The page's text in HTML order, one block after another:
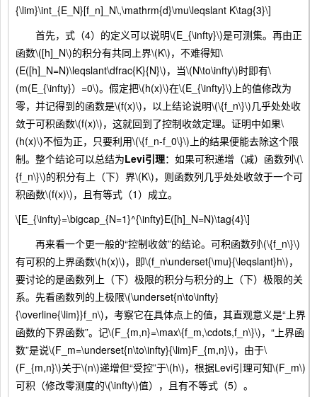
{\lim}\int_{E_N}[f_n]_N\,\mathrm{d}\mu\leqslant K\tag{3}\]
首先，式（4）的定义可以说明\(E_{\infty}\)是可测集。再由正
函数\([h]_N\)的积分有共同上界\(K\)，不难得知\
(E([h]_N=N)\leqslant\dfrac{K}{N}\)，当\(N\to\infty\)时即有\
(m(E_{\infty}）=0\)。假定把\(h(x)\)在\(E_{\infty}\)上的值修改为
零，并记得到的函数是\(f(x)\)，以上结论说明\(\{f_n\}\)几乎处处收
敛于可积函数\(f(x)\)，这就回到了控制收敛定理。证明中如果\
(h(x)\)不恒为正，只要利用\(\{f_n-f_0\}\)上的结果便能去除这个限
制。整个结论可以总结为Levi引理：如果可积递增（减）函数列\(\
{f_n\}\)的积分有上（下）界\(K\)，则函数列几乎处处收敛于一个可
积函数\(f(x)\)，且有等式（1）成立。
\[E_{\infty}=\bigcap_{N=1}^{\infty}E([h]_N=N)\tag{4}\]
再来看一个更一般的“控制收敛”的结论。可积函数列\(\{f_n\}\)
有可积的上界函数\(h(x)\)，即\(f_n\underset{\mu}{\leqslant}h\)，
要讨论的是函数列上（下）极限的积分与积分的上（下）极限的关
系。先看函数列的上极限\(\underset{n\to\infty}
{\overline{\lim}}f_n\)，考察它在具体点上的值，其直观意义是“上界
函数的下界函数”。记\(F_{m,n}=\max\{f_m,\cdots,f_n\}\)，“上界函
数”是说\(F_m=\underset{n\to\infty}{\lim}F_{m,n}\)，由于\
(F_{m,n}\)关于\(n\)递增但“受控”于\(h\)，根据Levi引理可知\(F_m\)
可积（修改零测度的\(\infty\)值），且有不等式（5）。